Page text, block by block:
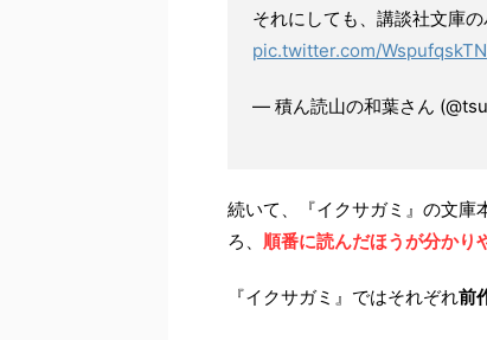
それにしても、講談社文庫
pic.twitter.com/WspufqskTN
— 積ん読山の和葉さん
続いて、『イクサガミ』の文庫
ろ、 順番に読んだほうが分かり
『イクサガミ』ではそれぞれ前